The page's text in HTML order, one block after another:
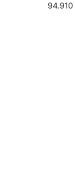
94.910